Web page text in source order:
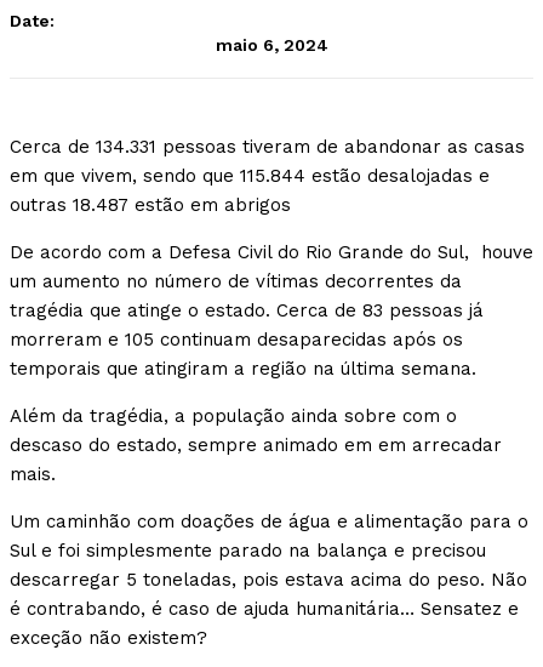
Date:
maio 6, 2024
Cerca de 134.331 pessoas tiveram de abandonar as casas
em que vivem, sendo que 115.844 estão desalojadas e
outras 18.487 estão em abrigos
De acordo com a Defesa Civil do Rio Grande do Sul, houve
um aumento no número de vítimas decorrentes da
tragédia que atinge o estado. Cerca de 83 pessoas já
morreram e 105 continuam desaparecidas após os
temporais que atingiram a região na última semana.
Além da tragédia, a população ainda sobre com o
descaso do estado, sempre animado em em arrecadar
mais.
Um caminhão com doações de água e alimentação para o
Sul e foi simplesmente parado na balança e precisou
descarregar 5 toneladas, pois estava acima do peso. Não
é contrabando, é caso de ajuda humanitária… Sensatez e
exceção não existem?